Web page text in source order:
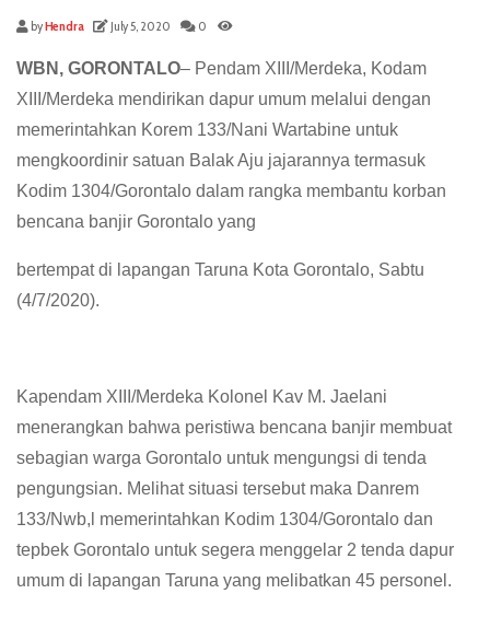
byHendra July 5, 2020 0
WBN, GORONTALO– Pendam XIII/Merdeka, Kodam
XIII/Merdeka mendirikan dapur umum melalui dengan
memerintahkan Korem 133/Nani Wartabine untuk
mengkoordinir satuan Balak Aju jajarannya termasuk
Kodim 1304/Gorontalo dalam rangka membantu korban
bencana banjir Gorontalo yang
bertempat di lapangan Taruna Kota Gorontalo, Sabtu
(4/7/2020).
Kapendam XIII/Merdeka Kolonel Kav M. Jaelani
menerangkan bahwa peristiwa bencana banjir membuat
sebagian warga Gorontalo untuk mengungsi di tenda
pengungsian. Melihat situasi tersebut maka Danrem
133/Nwb,l memerintahkan Kodim 1304/Gorontalo dan
tepbek Gorontalo untuk segera menggelar 2 tenda dapur
umum di lapangan Taruna yang melibatkan 45 personel.